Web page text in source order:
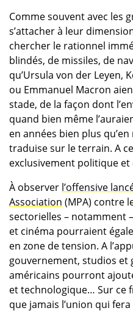
Comme souvent avec les
s’attacher à leur
chercher le rationnel
blindés, de missiles, de
qu’Ursula von der Leyen,
ou Emmanuel Macron
stade, de la façon dont
quand bien même
en années bien plus
traduise sur le terrain. A
exclusivement politique
À observer l’offensive
Association (MPA) contre
sectorielles – notamment
et cinéma pourraient
en zone de tension. A
gouvernement, studios et
américains pourront
et technologique… Sur ce
que jamais l’union qui